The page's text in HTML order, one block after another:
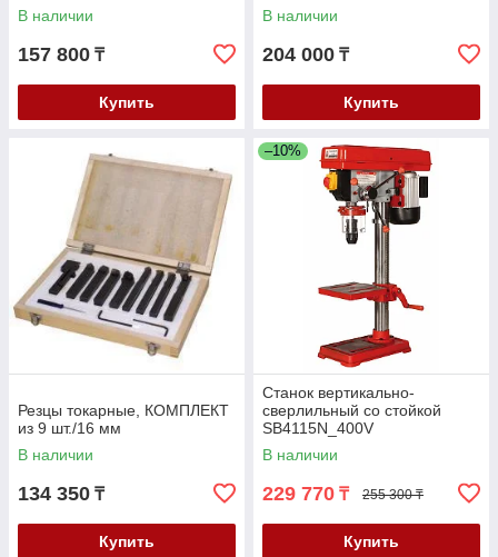
В наличии
157 800 ₸
Купить
В наличии
204 000 ₸
Купить
Резцы токарные, КОМПЛЕКТ
из 9 шт./16 мм
В наличии
134 350 ₸
Купить
–10%
Станок вертикально-
сверлильный со стойкой
SB4115N_400V
В наличии
229 770 ₸ 255 300 ₸
Купить